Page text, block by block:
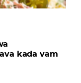
kada vam